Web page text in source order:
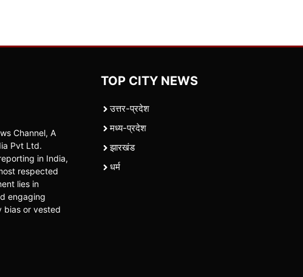
Channel, A
Pvt Ltd.
in India,
respected
lies in
engaging
bias or vested
TOP CITY NEWS
उत्तर-प्रदेश
मध्य-प्रदेश
झारखंड
धर्म